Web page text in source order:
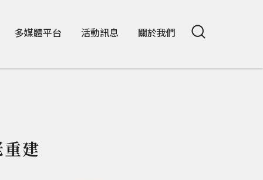
多媒體平台 活動訊息 關於我們
建